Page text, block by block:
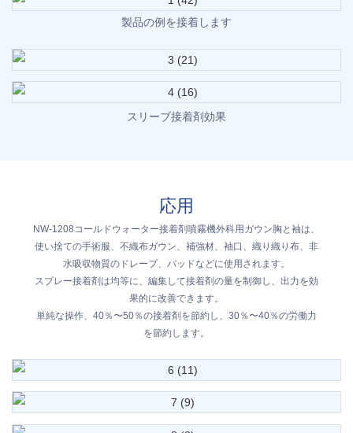
製品の例を接着します
スリーブ接着剤効果
応用
NW-1208コールドウォーター接着剤噴霧機外科用ガウン胸と袖は、
使い捨ての手術服、不織布ガウン、補強材、袖口、織り織り布、非
水吸収物質のドレープ、パッドなどに使用されます。
スプレー接着剤は均等に、編集して接着剤の量を制御し、出力を効
果的に改善できます。
単純な操作、40％〜50％の接着剤を節約し、30％〜40％の労働力
を節約します。